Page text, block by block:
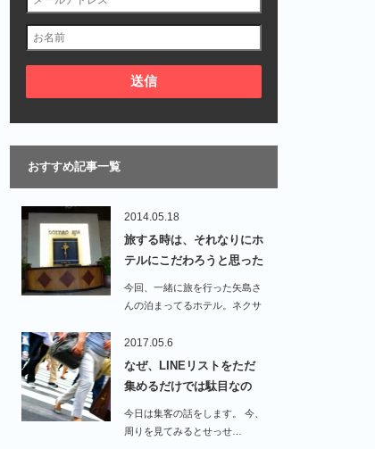
おすすめ記事一覧
2014.05.18
旅する時は、それなりにホ
テルにこだわろうと思った
話…
今回、一緒に旅を行った矢島さ
んの泊まってるホテル。ネクサ
2017.05.6
なぜ、LINEリストをただ
集めるだけでは駄目なの
か…
今日は集客の話をします。 今、
周りを見てみるとせっせ…